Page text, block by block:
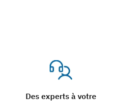
Des experts à votre